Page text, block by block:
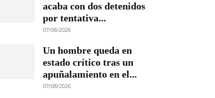
acaba con dos detenidos
por tentativa...
07/08/2026
Un hombre queda en
estado crítico tras un
apuñalamiento en el...
07/08/2026